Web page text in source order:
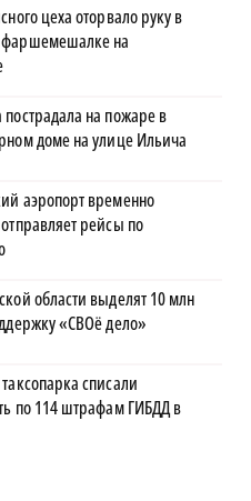
цеха оторвало руку в
на
на пожаре в
доме на улице Ильича
аэропорт временно
рейсы по
области выделят 10 млн
«СВОё дело»
списали
по 114 штрафам ГИБДД в